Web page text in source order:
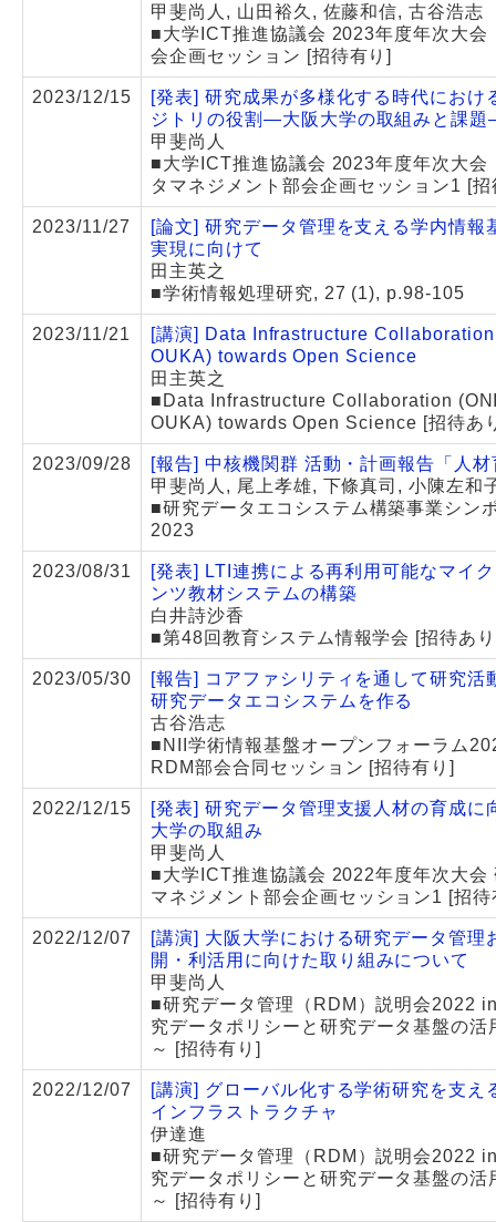
甲斐尚人, 山田裕久, 佐藤和信, 古谷浩志
■大学ICT推進協議会 2023年度年次大
会企画セッション [招待有り]
2023/12/15
[発表] 研究成果が多様化する時代におけ
ジトリの役割―大阪大学の取組みと課
甲斐尚人
■大学ICT推進協議会 2023年度年次大
タマネジメント部会企画セッション1 [
2023/11/27
[論文] 研究データ管理を支える学内情報
実現に向けて
田主英之
■学術情報処理研究, 27 (1), p.98-105
2023/11/21
[講演] Data Infrastructure
OUKA) towards Open Science
田主英之
■Data Infrastructure Collaboration
OUKA) towards Open Science [招待あ
2023/09/28
[報告] 中核機関群 活動・計画報告「人材
甲斐尚人, 尾上孝雄, 下條真司, 小陳左和
■研究データエコシステム構築事業シン
2023
2023/08/31
[発表] LTI連携による再利用可能なマイ
ンツ教材システムの構築
白井詩沙香
■第48回教育システム情報学会 [招待あ
2023/05/30
[報告] コアファシリティを通して研究活
研究データエコシステムを作る
古谷浩志
■NII学術情報基盤オープンフォーラム
RDM部会合同セッション [招待有り]
2022/12/15
[発表] 研究データ管理支援人材の育成に
大学の取組み
甲斐尚人
■大学ICT推進協議会 2022年度年次大会
マネジメント部会企画セッション1 [招待
2022/12/07
[講演] 大阪大学における研究データ管理
開・利活用に向けた取り組みについて
甲斐尚人
■研究データ管理（RDM）説明会2022
究データポリシーと研究データ基盤の活
～ [招待有り]
2022/12/07
[講演] グローバル化する学術研究を支え
インフラストラクチャ
伊達進
■研究データ管理（RDM）説明会2022
究データポリシーと研究データ基盤の活
～ [招待有り]